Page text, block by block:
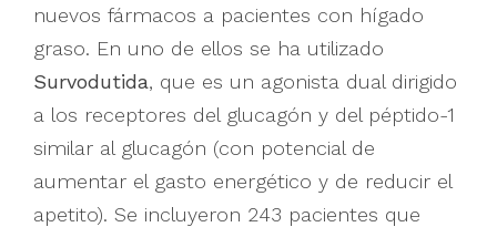
nuevos fármacos a pacientes con hígado
graso. En uno de ellos se ha utilizado
Survodutida, que es un agonista dual dirigido
a los receptores del glucagón y del péptido-1
similar al glucagón (con potencial de
aumentar el gasto energético y de reducir el
apetito). Se incluyeron 243 pacientes que